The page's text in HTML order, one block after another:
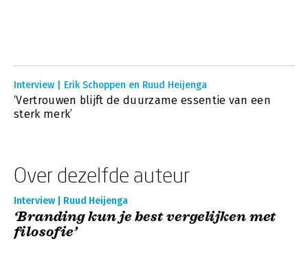
Interview | Erik Schoppen en Ruud Heijenga
‘Vertrouwen blijft de duurzame essentie van een
sterk merk’
Over dezelfde auteur
Interview | Ruud Heijenga
‘Branding kun je best vergelijken met
filosofie’